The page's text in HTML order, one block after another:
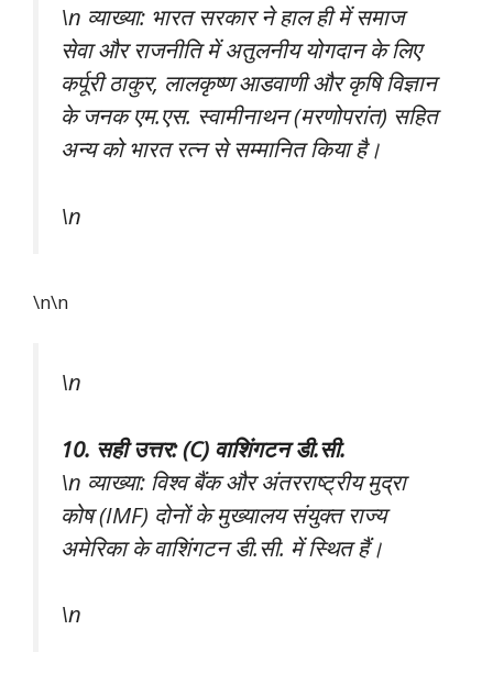
\n व्याख्या: भारत सरकार ने हाल ही में समाज
सेवा और राजनीति में अतुलनीय योगदान के लिए
कर्पूरी ठाकुर, लालकृष्ण आडवाणी और कृषि विज्ञान
के जनक एम.एस. स्वामीनाथन (मरणोपरांत) सहित
अन्य को भारत रत्न से सम्मानित किया है।
\n
\n\n
\n
10. सही उत्तर: (C) वाशिंगटन डी.सी.
\n व्याख्या: विश्व बैंक और अंतरराष्ट्रीय मुद्रा
कोष (IMF) दोनों के मुख्यालय संयुक्त राज्य
अमेरिका के वाशिंगटन डी.सी. में स्थित हैं।
\n